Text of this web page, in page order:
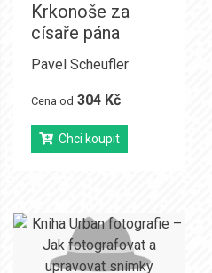
Krkonoše za
císaře pána
Pavel Scheufler
Cena od 304 Kč
Chci koupit